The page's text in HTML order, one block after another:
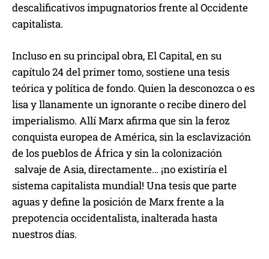
descalificativos impugnatorios frente al Occidente
capitalista.
Incluso en su principal obra, El Capital, en su
capítulo 24 del primer tomo, sostiene una tesis
teórica y política de fondo. Quien la desconozca o es
lisa y llanamente un ignorante o recibe dinero del
imperialismo. Allí Marx afirma que sin la feroz
conquista europea de América, sin la esclavización
de los pueblos de África y sin la colonización
salvaje de Asia, directamente… ¡no existiría el
sistema capitalista mundial! Una tesis que parte
aguas y define la posición de Marx frente a la
prepotencia occidentalista, inalterada hasta
nuestros días.